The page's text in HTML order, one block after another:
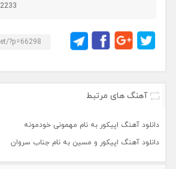
2233
آهنگ های مرتبط
دانلود آهنگ اپیکور به نام مهمونی خودمونه
دانلود آهنگ اپیکور و مسین به نام جناب سروان